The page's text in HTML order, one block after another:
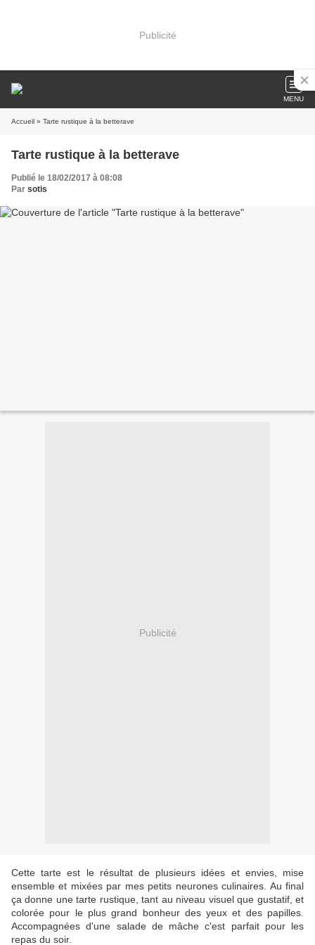
Publicité
MENU
Accueil » Tarte rustique à la betterave
Tarte rustique à la betterave
Publié le 18/02/2017 à 08:08
Par sotis
Publicité
Cette tarte est le résultat de plusieurs idées et envies, mise
ensemble et mixées par mes petits neurones culinaires. Au final
ça donne une tarte rustique, tant au niveau visuel que gustatif, et
colorée pour le plus grand bonheur des yeux et des papilles.
Accompagnées d'une salade de mâche c'est parfait pour les
repas du soir.